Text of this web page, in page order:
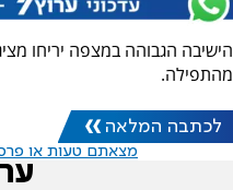
הישיבה הגבוהה במצפה יריחו
מהתפילה.
לכתבה המלאה
מצאתם טעות או